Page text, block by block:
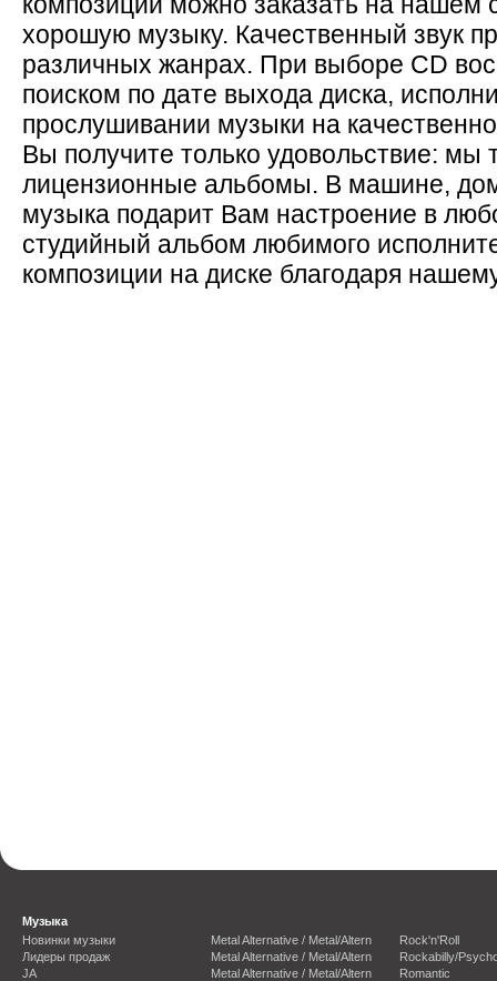
хорошую музыку. Качественный звук
различных жанрах. При выборе CD
поиском по дате выхода диска,
прослушивании музыки на
Вы получите только удовольствие: мы
лицензионные альбомы. В машине,
музыка подарит Вам настроение в
студийный альбом любимого
композиции на диске благодаря
Музыка
Новинки музыки
Лидеры продаж
JA
Metal Alternative / Metal/Altern
Metal Alternative / Metal/Altern
Metal Alternative / Metal/Altern
Rock'n'Roll
Rockabilly/
Romantic